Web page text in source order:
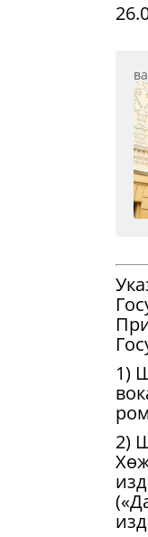
1)
2)